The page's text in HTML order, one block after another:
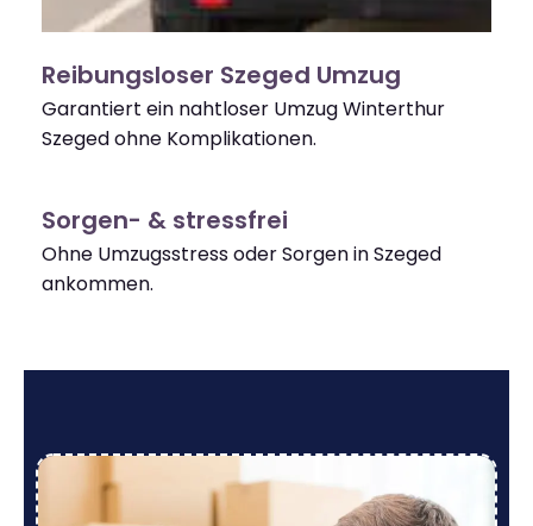
Reibungsloser Szeged Umzug
Garantiert ein nahtloser Umzug Winterthur
Szeged ohne Komplikationen.
Sorgen- & stressfrei
Ohne Umzugsstress oder Sorgen in Szeged
ankommen.